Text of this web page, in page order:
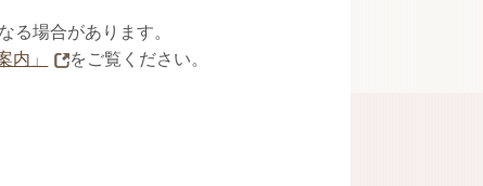
る場合があります。
内」 をご覧ください。